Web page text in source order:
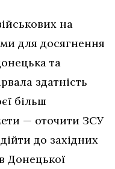
на
для досягнення
та
здатність
більш
— оточити ЗСУ
до західних
Донецької